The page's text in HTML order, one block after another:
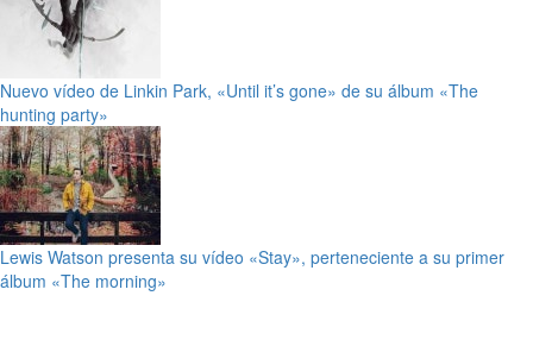
Nuevo vídeo de Linkin Park, «Until it’s gone» de su álbum «The
hunting party»
Lewis Watson presenta su vídeo «Stay», perteneciente a su primer
álbum «The morning»